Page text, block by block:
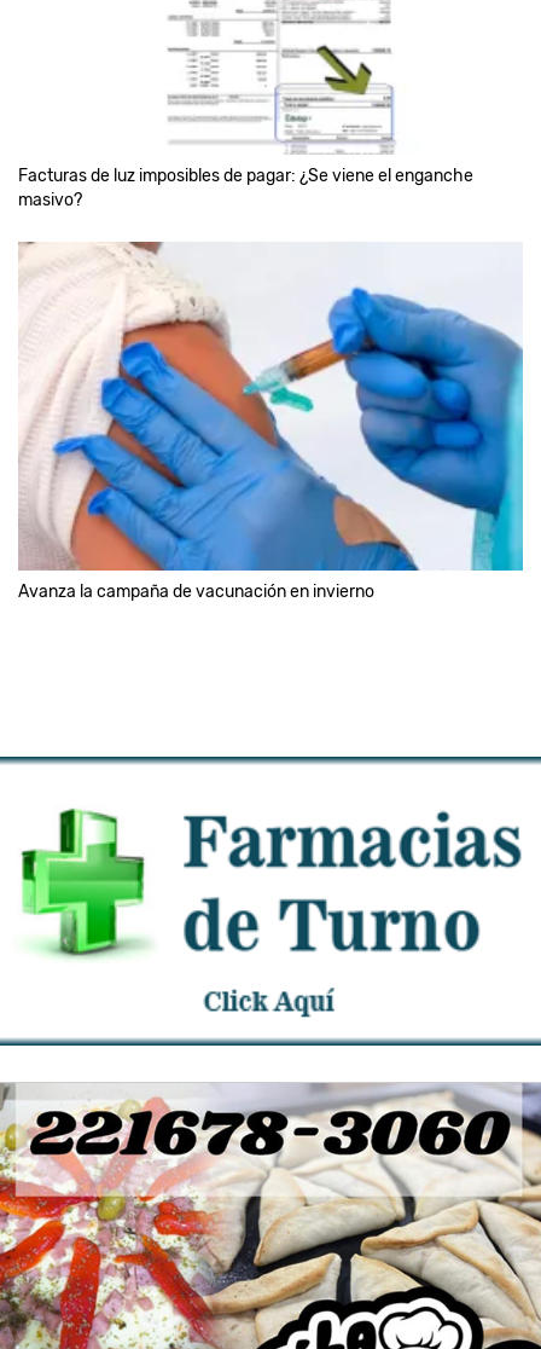
Facturas de luz imposibles de pagar: ¿Se viene el enganche
masivo?
Avanza la campaña de vacunación en invierno